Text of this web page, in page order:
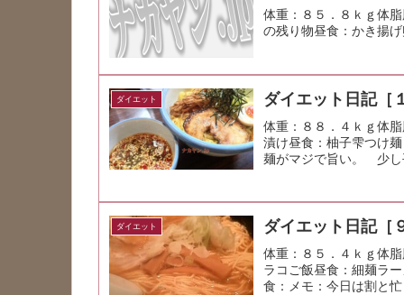
体重：８５．８ｋｇ体
の残り物昼食：かき揚
ダイエット ダイエット日記［
体重：８８．４ｋｇ体
漬け昼食：柚子雫つけ
麺がマジで旨い。 少
ダイエット ダイエット日記［
体重：８５．４ｋｇ体
ラコご飯昼食：細麺ラ
食：メモ：今日は割と